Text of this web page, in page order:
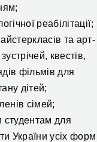
реабілітації;
та арт-
квестів,
фільмів для
дітей;
сімей;
студентам для
України усіх форм